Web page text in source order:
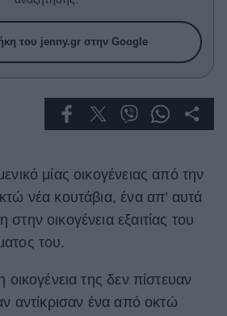
του jenny.gr στην Google
μίας οικογένειας από την
νέα κουτάβια, ένα απ’ αυτά
οικογένεια εξαιτίας του
του.
οικογένεια της δεν πίστευαν
αντίκρισαν ένα από οκτώ